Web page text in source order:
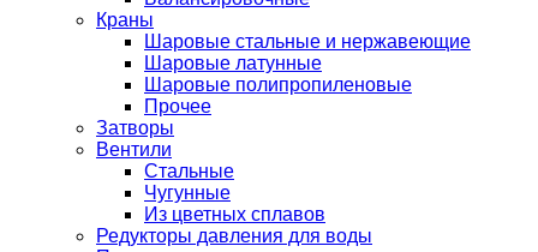
Краны
Шаровые стальные и нержавеющие
Шаровые латунные
Шаровые полипропиленовые
Прочее
Затворы
Вентили
Стальные
Чугунные
Из цветных сплавов
Редукторы давления для воды